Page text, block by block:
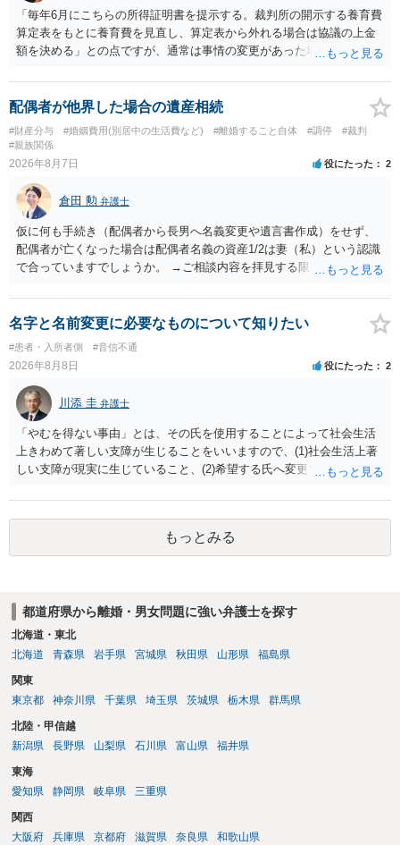
「毎年6月にこちらの所得証明書を提示する。裁判所の開示する養育費
算定表をもとに養育費を見直し、算定表から外れる場合は協議の上金
額を決める」との点ですが、通常は事情の変更があった場合に変更し
来なかった事情の変更により双方協議の上増減出来る」と「通知義務
に勤務先」が含まれているので、私に収入が入った事は相手に通知が
行く事になり、上記のような文言が無くても養育費の見直しは適宜出
来るかと思うのですが違うのでしょうか？との点はそのとおりかと思
います。養育費は事情の変更があった場合に変更するので毎年見直す
配偶者が他界した場合の遺産相続
#財産分与 #婚姻費用(別居中の生活費など) #離婚すること自体 #調停
#裁判
#親族関係
2026年8月7日 役にたった 2
倉田 勲 弁護士
仮に何も手続き（配偶者から長男へ名義変更や遺言書作成）をせず、
配偶者が亡くなった場合は配偶者名義の資産1/2は妻（私）という認識
で合っていますでしょうか。 →ご相談内容を拝見する限りでは、その
完全に所有する場合は、他の相続人に対して自宅の評価額の１/２の代
償金の支払いが必要になります。
名字と名前変更に必要なものについて知りたい
#患者・入所者側 #音信不通
2026年8月8日 役にたった 2
川添 圭 弁護士
「やむを得ない事由」とは、その氏を使用することによって社会生活
上きわめて著しい支障が生じることをいいますので、(1)社会生活上著
しい支障が現実に生じていること、(2)希望する氏へ変更できればその
できるかどうかがポイントです。 記録中に現れた一切の事情が判断対
象ですので、上記(1)と(2)を説明できる資料は全て（ただし理路整然
に）提出することが必要になります。「フラッシュバック」とのこと
なので、例えば、医学上確立されているPTSDの診断基準に合致した説
護士へ依頼しても苦労することが強く予想されるところです。、もし
本人申立てをお考えであれば、医学知識はもちろん法律知識も要求さ
れますので、性急な申立てをせず、知識と資料をしっかりと揃えて、
もっとみる
都道府県から離婚・男女問題に強い弁護士を探す
北海道・東北
北海道
青森県 岩手県 宮城県 秋田県 山形県 福島県
関東
東京都
神奈川県 千葉県 埼玉県 茨城県 栃木県 群馬県
北陸・甲信越
新潟県
長野県 山梨県 石川県 富山県 福井県
東海
愛知県
静岡県 岐阜県 三重県
関西
大阪府
兵庫県 京都府 滋賀県 奈良県 和歌山県